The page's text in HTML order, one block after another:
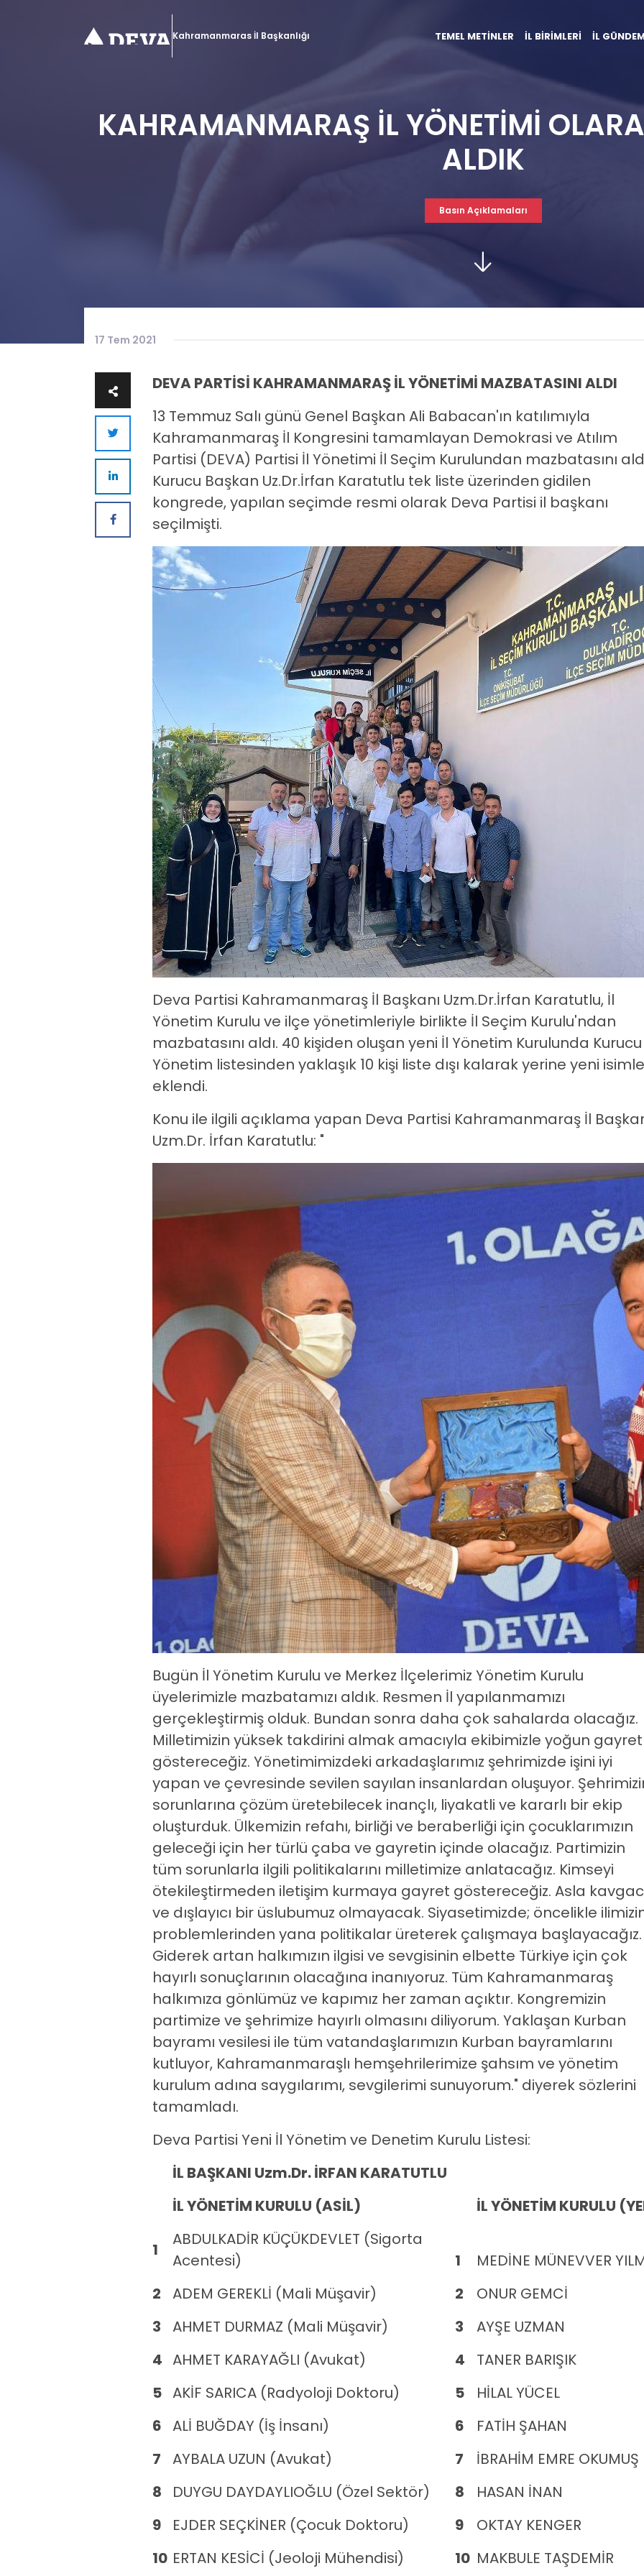
Kahramanmaras İl Başkanlığı TEMEL METİNLER İL BİRİMLERİ İL
KAHRAMANMARAŞ İL YÖNETİMİ
ALDIK
Basın Açıklamaları
17 Tem 2021
DEVA PARTİSİ KAHRAMANMARAŞ İL YÖNETİMİ MAZBATASINI ALDI
13 Temmuz Salı günü Genel Başkan Ali Babacan'ın katılımıyla
Kahramanmaraş İl Kongresini tamamlayan Demokrasi ve Atılım
Partisi (DEVA) Partisi İl Yönetimi İl Seçim Kurulundan mazbatasını
Kurucu Başkan Uz.Dr.İrfan Karatutlu tek liste üzerinden gidilen
kongrede, yapılan seçimde resmi olarak Deva Partisi il başkanı
seçilmişti.
Deva Partisi Kahramanmaraş İl Başkanı Uzm.Dr.İrfan Karatutlu, İl
Yönetim Kurulu ve ilçe yönetimleriyle birlikte İl Seçim Kurulu'ndan
mazbatasını aldı. 40 kişiden oluşan yeni İl Yönetim Kurulunda Kurucu
Yönetim listesinden yaklaşık 10 kişi liste dışı kalarak yerine yeni
eklendi.
Konu ile ilgili açıklama yapan Deva Partisi Kahramanmaraş İl
Uzm.Dr. İrfan Karatutlu: "
Bugün İl Yönetim Kurulu ve Merkez İlçelerimiz Yönetim Kurulu
üyelerimizle mazbatamızı aldık. Resmen İl yapılanmamızı
gerçekleştirmiş olduk. Bundan sonra daha çok sahalarda olacağız.
Milletimizin yüksek takdirini almak amacıyla ekibimizle yoğun gayret
göstereceğiz. Yönetimimizdeki arkadaşlarımız şehrimizde işini iyi
yapan ve çevresinde sevilen sayılan insanlardan oluşuyor.
sorunlarına çözüm üretebilecek inançlı, liyakatli ve kararlı bir ekip
oluşturduk. Ülkemizin refahı, birliği ve beraberliği için çocuklarımızın
geleceği için her türlü çaba ve gayretin içinde olacağız. Partimizin
tüm sorunlarla ilgili politikalarını milletimize anlatacağız. Kimseyi
ötekileştirmeden iletişim kurmaya gayret göstereceğiz. Asla
ve dışlayıcı bir üslubumuz olmayacak. Siyasetimizde; öncelikle
problemlerinden yana politikalar üreterek çalışmaya başlayacağız.
Giderek artan halkımızın ilgisi ve sevgisinin elbette Türkiye için çok
hayırlı sonuçlarının olacağına inanıyoruz. Tüm Kahramanmaraş
halkımıza gönlümüz ve kapımız her zaman açıktır. Kongremizin
partimize ve şehrimize hayırlı olmasını diliyorum. Yaklaşan Kurban
bayramı vesilesi ile tüm vatandaşlarımızın Kurban bayramlarını
kutluyor, Kahramanmaraşlı hemşehrilerimize şahsım ve yönetim
kurulum adına saygılarımı, sevgilerimi sunuyorum." diyerek sözlerini
tamamladı.
Deva Partisi Yeni İl Yönetim ve Denetim Kurulu Listesi:
İL BAŞKANI Uzm.Dr. İRFAN KARATUTLU
İL YÖNETİM KURULU (ASİL)
İL YÖNETİM KURULU
1
ABDULKADİR KÜÇÜKDEVLET (Sigorta
Acentesi)
1
MEDİNE MÜNEVVER
2
ADEM GEREKLİ (Mali Müşavir) 2
ONUR GEMCİ
3
AHMET DURMAZ (Mali Müşavir) 3
AYŞE UZMAN
4 AHMET KARAYAĞLI (Avukat) 4
TANER BARIŞIK
5 AKİF SARICA (Radyoloji Doktoru) 5
HİLAL YÜCEL
6 ALİ BUĞDAY (İş İnsanı) 6
FATİH ŞAHAN
7
AYBALA UZUN (Avukat) 7
İBRAHİM EMRE OKUMUŞ
8
DUYGU DAYDAYLIOĞLU (Özel Sektör) 8
HASAN İNAN
9
EJDER SEÇKİNER (Çocuk Doktoru) 9
OKTAY KENGER
10 ERTAN KESİCİ (Jeoloji Mühendisi) 10 MAKBULE TAŞDEMİR